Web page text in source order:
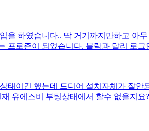
하였습니다.. 딱 거기까지만하고 아
로즌이 되었습니다. 블락과 달리 로
해결책 혹은 이유를 아시는 분이 있으면
태이긴 했는데 드디어 설치자체가 잘안
유에스비 부팅상태에서 할수 없을지요